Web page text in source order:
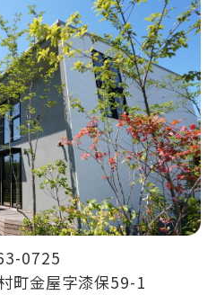
0725
町金屋字漆保59-1